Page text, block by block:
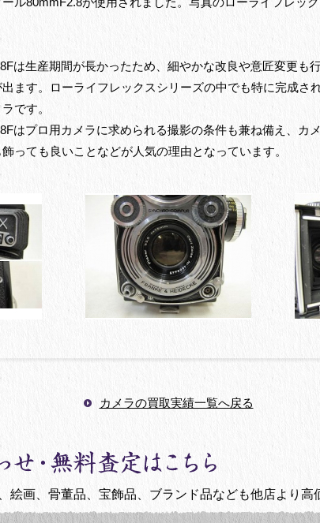
は生産期間が長かったため、細やかな改良や意匠変更も
ます。ローライフレックスシリーズの中でも特に完成さ
です。
はプロ用カメラに求められる撮影の条件も兼ね備え、カ
っても良いことなどが人気の理由となっています。
カメラの買取実績一覧へ戻る
絵画、骨董品、宝飾品、ブランド品なども他店より高